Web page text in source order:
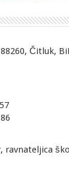
Čitluk,
ravnateljica